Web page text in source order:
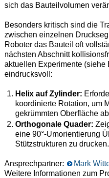
sich das Bauteilvolumen
Besonders kritisch sind die
zwischen einzelnen
Roboter das Bauteil oft
nächsten Abschnitt
aktuellen Experimente (siehe
eindrucksvoll:
Helix auf Zylinder:
koordinierte Rotation, um
gekrümmten Oberfläche
Orthogonale Quader:
eine 90°-Umorientierung
Stützstrukturen zu drucken.
Ansprechpartner:
Mark
Weitere Informationen zum